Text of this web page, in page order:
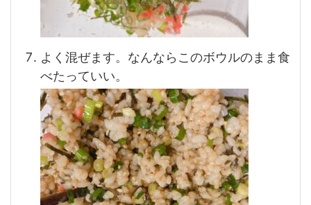
よく混ぜます。なんならこのボウルのまま食
べたっていい。